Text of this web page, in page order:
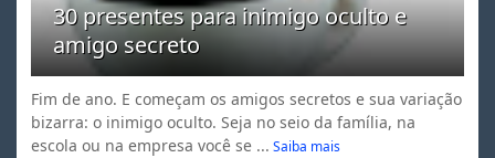
30 presentes para inimigo oculto e
amigo secreto
Fim de ano. E começam os amigos secretos e sua variação
bizarra: o inimigo oculto. Seja no seio da família, na
escola ou na empresa você se ... Saiba mais